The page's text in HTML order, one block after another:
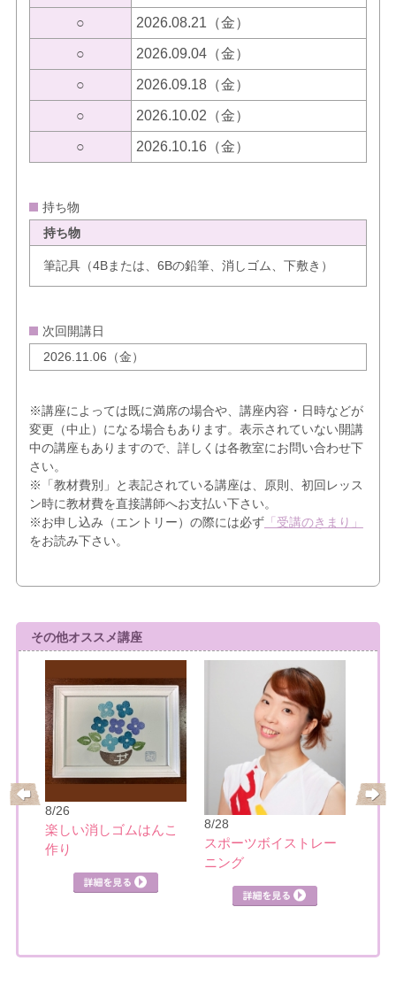
○ 2026.08.21（金）
○ 2026.09.04（金）
○ 2026.09.18（金）
○ 2026.10.02（金）
○ 2026.10.16（金）
持ち物
持ち物
筆記具（4Bまたは、6Bの鉛筆、消しゴム、下敷き）
次回開講日
2026.11.06（金）
※講座によっては既に満席の場合や、講座内容・日時などが
変更（中止）になる場合もあります。表示されていない開講
中の講座もありますので、詳しくは各教室にお問い合わせ下
さい。
※「教材費別」と表記されている講座は、原則、初回レッス
ン時に教材費を直接講師へお支払い下さい。
※お申し込み（エントリー）の際には必ず「受講のきまり」
をお読み下さい。
その他オススメ講座
8/26
楽しい消しゴムはんこ
作り
8/28
スポーツボイストレー
ニング